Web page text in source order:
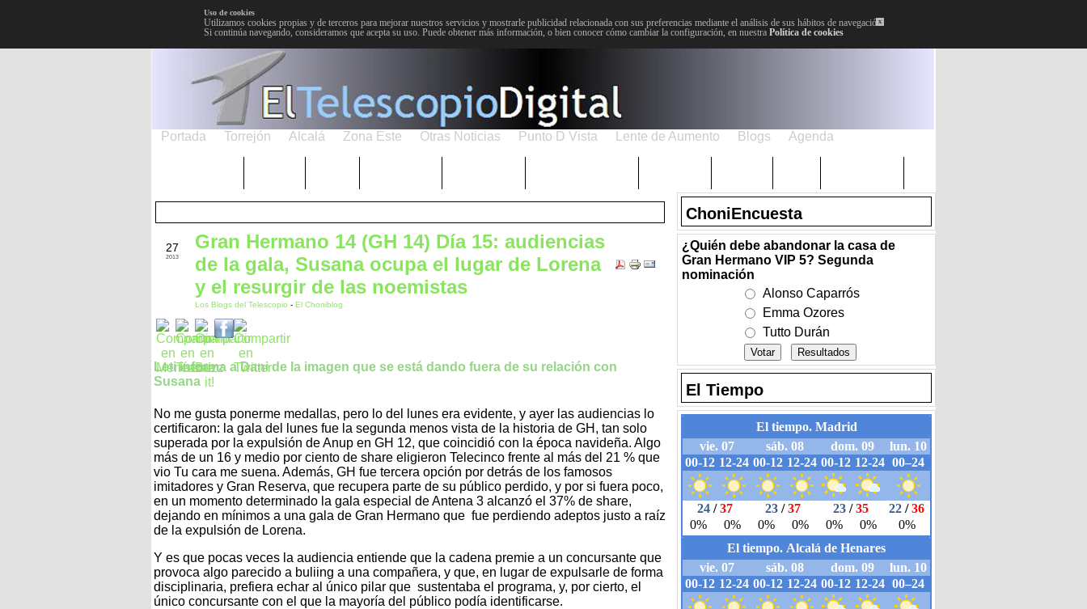
x
Uso de cookies
Utilizamos cookies propias y de terceros para mejorar nuestros servicios y mostrarle publicidad relacionada con sus preferencias mediante el análisis de sus hábitos de navegación.
Si continúa navegando, consideramos que acepta su uso. Puede obtener más información, o bien conocer cómo cambiar la configuración, en nuestra Política de cookies
Portada Torrejón Alcalá Zona Este Otras Noticias Punto D Vista Lente de Aumento Blogs Agenda
27
2013
Gran Hermano 14 (GH 14) Día 15: audiencias
de la gala, Susana ocupa el lugar de Lorena
y el resurgir de las noemistas
Los Blogs del Telescopio - El Choniblog
Leti informa a Dani de la imagen que se está dando fuera de su relación con
Susana
No me gusta ponerme medallas, pero lo del lunes era evidente, y ayer las audiencias lo
certificaron: la gala del lunes fue la segunda menos vista de la historia de GH, tan solo
superada por la expulsión de Anup en GH 12, que coincidió con la época navideña. Algo
más de un 16 y medio por ciento de share eligieron Telecinco frente al más del 21 % que
vio Tu cara me suena. Además, GH fue tercera opción por detrás de los famosos
imitadores y Gran Reserva, que recupera parte de su público perdido, y por si fuera poco,
en un momento determinado la gala especial de Antena 3 alcanzó el 37% de share,
dejando en mínimos a una gala de Gran Hermano que fue perdiendo adeptos justo a raíz
de la expulsión de Lorena.
Y es que pocas veces la audiencia entiende que la cadena premie a un concursante que
provoca algo parecido a buliing a una compañera, y que, en lugar de expulsarle de forma
disciplinaria, prefiera echar al único pilar que sustentaba el programa, y, por cierto, el
único concursante con el que la mayoría del público podía identificarse.
ChoniEncuesta
¿Quién debe abandonar la casa de
Gran Hermano VIP 5? Segunda
nominación
Alonso Caparrós
Emma Ozores
Tutto Durán
El Tiempo